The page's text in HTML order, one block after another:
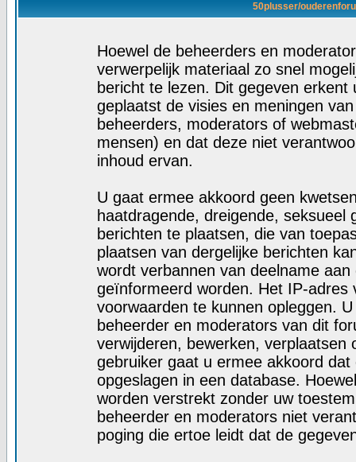
50plusser/
Hoewel de beheerders en
verwerpelijk materiaal zo snel
bericht te lezen. Dit gegeven
geplaatst de visies en meningen
beheerders, moderators of
mensen) en dat deze niet
inhoud ervan.
U gaat ermee akkoord geen
haatdragende, dreigende, seksueel
berichten te plaatsen, die van
plaatsen van dergelijke berichten
wordt verbannen van deelname
geïnformeerd worden. Het IP-adres
voorwaarden te kunnen opleggen.
beheerder en moderators van dit
verwijderen, bewerken, verplaatsen
gebruiker gaat u ermee akkoord
opgeslagen in een database.
worden verstrekt zonder uw
beheerder en moderators niet
poging die ertoe leidt dat de